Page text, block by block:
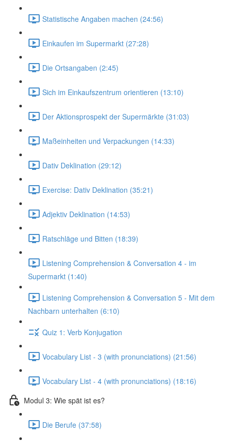
Statistische Angaben machen (24:56)
Einkaufen im Supermarkt (27:28)
Die Ortsangaben (2:45)
Sich im Einkaufszentrum orientieren (13:10)
Der Aktionsprospekt der Supermärkte (31:03)
Maßeinheiten und Verpackungen (14:33)
Dativ Deklination (29:12)
Exercise: Dativ Deklination (35:21)
Adjektiv Deklination (14:53)
Ratschläge und Bitten (18:39)
Listening Comprehension & Conversation 4 - im
Supermarkt (1:40)
Listening Comprehension & Conversation 5 - Mit dem
Nachbarn unterhalten (6:10)
Quiz 1: Verb Konjugation
Vocabulary List - 3 (with pronunciations) (21:56)
Vocabulary List - 4 (with pronunciations) (18:16)
Modul 3: Wie spät ist es?
Die Berufe (37:58)